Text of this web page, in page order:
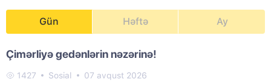
Gün Həftə Ay
Çimərliyə gedənlərin nəzərinə!
1427 Sosial 07 avqust 2026